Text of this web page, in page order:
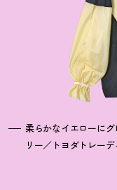
柔らかなイエローに
リー／トヨダトレー